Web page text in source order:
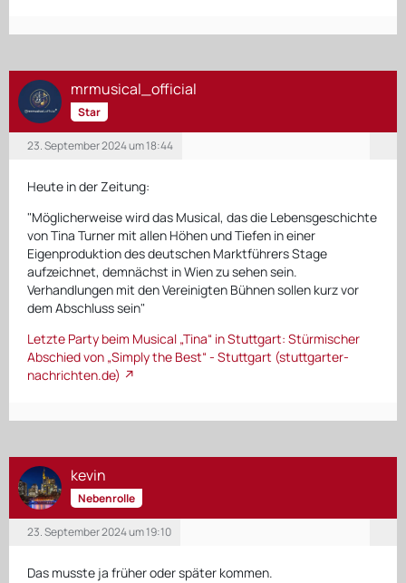
mrmusical_official
Star
23. September 2024 um 18:44
Heute in der Zeitung:
"Möglicherweise wird das Musical, das die Lebensgeschichte
von Tina Turner mit allen Höhen und Tiefen in einer
Eigenproduktion des deutschen Marktführers Stage
aufzeichnet, demnächst in Wien zu sehen sein.
Verhandlungen mit den Vereinigten Bühnen sollen kurz vor
dem Abschluss sein"
Letzte Party beim Musical „Tina“ in Stuttgart: Stürmischer
Abschied von „Simply the Best“ - Stuttgart (stuttgarter-
nachrichten.de)
kevin
Nebenrolle
23. September 2024 um 19:10
Das musste ja früher oder später kommen.